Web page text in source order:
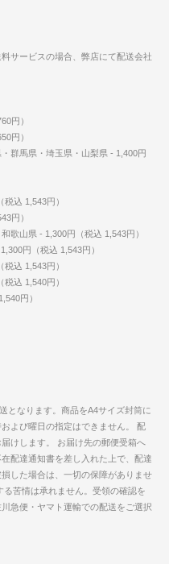
サービスの場合、弊店にて配送会社
円）
円）
群馬県・埼玉県・山梨県 - 1,400円
込 1,543円）
円）
歌山県 - 1,300円（税込 1,543円）
円（税込 1,543円）
込 1,543円）
込 1,540円）
円）
となります。商品をA4サイズ封筒に
よび曜日の指定はできません。 配
けします。 お届け先の郵便受箱へ
配達通知書を差し入れた上で、配達
した場合は、一切の保障がありませ
苦情は承れません。受領の確認を
急便・ヤマト運輸での配送をご選択